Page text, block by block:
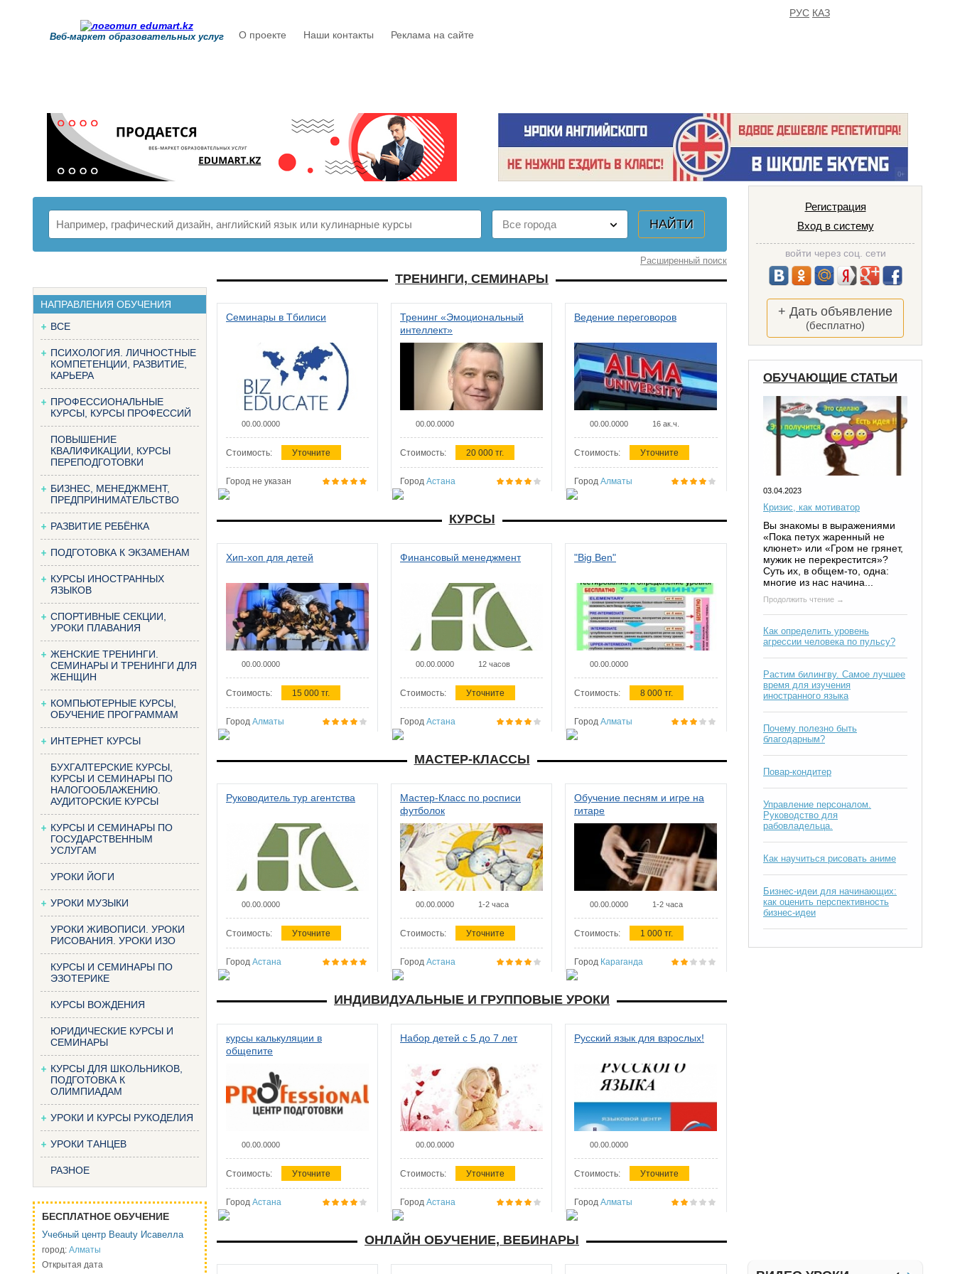
Веб-маркет образовательных услуг О проекте Наши контакты Реклама на сайте
РУС КАЗ
Расширенный поиск
НАПРАВЛЕНИЯ ОБУЧЕНИЯ
ВСЕ
ПСИХОЛОГИЯ. ЛИЧНОСТНЫЕ
КОМПЕТЕНЦИИ, РАЗВИТИЕ,
КАРЬЕРА
ПРОФЕССИОНАЛЬНЫЕ
КУРСЫ, КУРСЫ ПРОФЕССИЙ
ПОВЫШЕНИЕ
КВАЛИФИКАЦИИ, КУРСЫ
ПЕРЕПОДГОТОВКИ
БИЗНЕС, МЕНЕДЖМЕНТ,
ПРЕДПРИНИМАТЕЛЬСТВО
РАЗВИТИЕ РЕБЁНКА
ПОДГОТОВКА К ЭКЗАМЕНАМ
КУРСЫ ИНОСТРАННЫХ
ЯЗЫКОВ
СПОРТИВНЫЕ СЕКЦИИ,
УРОКИ ПЛАВАНИЯ
ЖЕНСКИЕ ТРЕНИНГИ.
СЕМИНАРЫ И ТРЕНИНГИ ДЛЯ
ЖЕНЩИН
КОМПЬЮТЕРНЫЕ КУРСЫ,
ОБУЧЕНИЕ ПРОГРАММАМ
ИНТЕРНЕТ КУРСЫ
БУХГАЛТЕРСКИЕ КУРСЫ,
КУРСЫ И СЕМИНАРЫ ПО
НАЛОГООБЛАЖЕНИЮ.
АУДИТОРСКИЕ КУРСЫ
КУРСЫ И СЕМИНАРЫ ПО
ГОСУДАРСТВЕННЫМ
УСЛУГАМ
УРОКИ ЙОГИ
УРОКИ МУЗЫКИ
УРОКИ ЖИВОПИСИ. УРОКИ
РИСОВАНИЯ. УРОКИ ИЗО
КУРСЫ И СЕМИНАРЫ ПО
ЭЗОТЕРИКЕ
КУРСЫ ВОЖДЕНИЯ
ЮРИДИЧЕСКИЕ КУРСЫ И
СЕМИНАРЫ
КУРСЫ ДЛЯ ШКОЛЬНИКОВ,
ПОДГОТОВКА К
ОЛИМПИАДАМ
УРОКИ И КУРСЫ РУКОДЕЛИЯ
УРОКИ ТАНЦЕВ
РАЗНОЕ
БЕСПЛАТНОЕ ОБУЧЕНИЕ
Учебный центр Beauty Исавелла
город: Алматы
Открытая дата
ТРЕНИНГИ, СЕМИНАРЫ
Семинары в Тбилиси
00.00.0000
Стоимость: Уточните
Город не указан
Тренинг «Эмоциональный
интеллект»
00.00.0000
Стоимость: 20 000 тг.
Город Астана
Ведение переговоров
00.00.0000 16 ак.ч.
Стоимость: Уточните
Город Алматы
КУРСЫ
Хип-хоп для детей
00.00.0000
Стоимость: 15 000 тг.
Город Алматы
Финансовый менеджмент
00.00.0000 12 часов
Стоимость: Уточните
Город Астана
"Big Ben"
00.00.0000
Стоимость: 8 000 тг.
Город Алматы
МАСТЕР-КЛАССЫ
Руководитель тур агентства
00.00.0000
Стоимость: Уточните
Город Астана
Мастер-Класс по росписи
футболок
00.00.0000 1-2 часа
Стоимость: Уточните
Город Астана
Обучение песням и игре на
гитаре
00.00.0000 1-2 часа
Стоимость: 1 000 тг.
Город Караганда
ИНДИВИДУАЛЬНЫЕ И ГРУППОВЫЕ УРОКИ
курсы калькуляции в
общепите
00.00.0000
Стоимость: Уточните
Город Астана
Набор детей с 5 до 7 лет
00.00.0000
Стоимость: Уточните
Город Астана
Русский язык для взрослых!
00.00.0000
Стоимость: Уточните
Город Алматы
ОНЛАЙН ОБУЧЕНИЕ, ВЕБИНАРЫ
Регистрация
Вход в систему
войти через соц. сети
+ Дать объявление
(бесплатно)
ОБУЧАЮЩИЕ СТАТЬИ
03.04.2023
Кризис, как мотиватор
Вы знакомы в выражениями
«Пока петух жаренный не
клюнет» или «Гром не грянет,
мужик не перекрестится»?
Суть их, в общем-то, одна:
многие из нас начина...
Продолжить чтение →
Как определить уровень
агрессии человека по пульсу?
Растим билингву. Самое лучшее
время для изучения
иностранного языка
Почему полезно быть
благодарным?
Повар-кондитер
Управление персоналом.
Руководство для
рабовладельца.
Как научиться рисовать аниме
Бизнес-идеи для начинающих:
как оценить перспективность
бизнес-идеи